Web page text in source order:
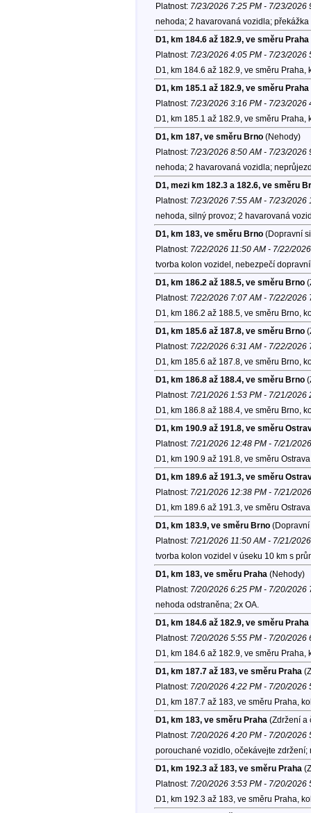
Platnost: 7/23/2026 7:25 PM - 7/23/2026
nehoda; 2 havarovaná vozidla;
D1, km 184.6 až 182.9, ve směru Praha
Platnost: 7/23/2026 4:05 PM - 7/23/2026
D1, km 184.6 až 182.9, ve směru Praha,
D1, km 185.1 až 182.9, ve směru Praha
Platnost: 7/23/2026 3:16 PM - 7/23/2026
D1, km 185.1 až 182.9, ve směru Praha,
D1, km 187, ve směru Brno(Nehody)
Platnost: 7/23/2026 8:50 AM - 7/23/2026
nehoda; 2 havarovaná vozidla;
D1, mezi km 182.3 a 182.6, ve směru
Platnost: 7/23/2026 7:55 AM - 7/23/2026
nehoda, silný provoz; 2 havarovaná
D1, km 183, ve směru Brno(Dopravní
Platnost: 7/22/2026 11:50 AM - 7/22/
tvorba kolon vozidel, nebezpečí
D1, km 186.2 až 188.5, ve směru Brno
Platnost: 7/22/2026 7:07 AM - 7/22/2026
D1, km 186.2 až 188.5, ve směru Brno,
D1, km 185.6 až 187.8, ve směru Brno
Platnost: 7/22/2026 6:31 AM - 7/22/2026
D1, km 185.6 až 187.8, ve směru Brno,
D1, km 186.8 až 188.4, ve směru Brno
Platnost: 7/21/2026 1:53 PM - 7/21/2026
D1, km 186.8 až 188.4, ve směru Brno,
D1, km 190.9 až 191.8, ve směru
Platnost: 7/21/2026 12:48 PM - 7/21/
D1, km 190.9 až 191.8, ve směru
D1, km 189.6 až 191.3, ve směru
Platnost: 7/21/2026 12:38 PM - 7/21/
D1, km 189.6 až 191.3, ve směru
D1, km 183.9, ve směru Brno(Dopravní
Platnost: 7/21/2026 11:50 AM - 7/21/
tvorba kolon vozidel v úseku 10 km s
D1, km 183, ve směru Praha (Nehody)
Platnost: 7/20/2026 6:25 PM - 7/20/2026
nehoda odstraněna; 2x OA.
D1, km 184.6 až 182.9, ve směru Praha
Platnost: 7/20/2026 5:55 PM - 7/20/2026
D1, km 184.6 až 182.9, ve směru Praha,
D1, km 187.7 až 183, ve směru Praha
Platnost: 7/20/2026 4:22 PM - 7/20/2026
D1, km 187.7 až 183, ve směru Praha,
D1, km 183, ve směru Praha (Zdržení a
Platnost: 7/20/2026 4:20 PM - 7/20/2026
porouchané vozidlo, očekávejte
D1, km 192.3 až 183, ve směru Praha
Platnost: 7/20/2026 3:53 PM - 7/20/2026
D1, km 192.3 až 183, ve směru Praha,